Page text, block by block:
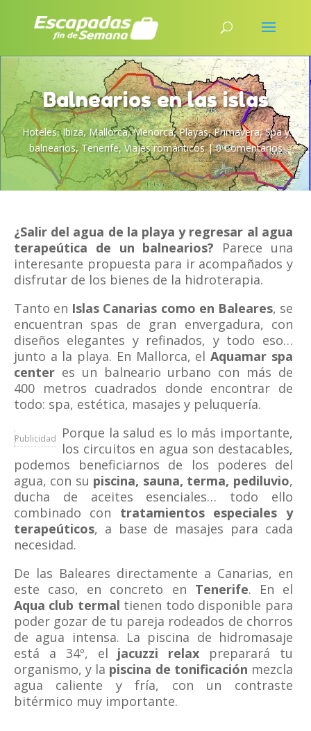
Balnearios en las islas
Hoteles,Ibiza,Mallorca,Menorca,Playas,Primavera,Spa y
balnearios,Tenerife,Viajes románticos|0 Comentarios
¿Salir del agua de la playa y regresar al agua
terapeútica de un balnearios? Parece una
interesante propuesta para ir acompañados y
disfrutar de los bienes de la hidroterapia.
Tanto en Islas Canarias como en Baleares, se
encuentran spas de gran envergadura, con
diseños elegantes y refinados, y todo eso…
junto a la playa. En Mallorca, elAquamar spa
center es un balneario urbano con más de
400 metros cuadrados donde encontrar de
todo: spa, estética, masajes y peluquería.
Publicidad
Porque la salud es lo más importante,
los circuitos en agua son destacables,
podemos beneficiarnos de los poderes del
agua, con su piscina, sauna, terma, pediluvio,
ducha de aceites esenciales… todo ello
combinado con tratamientos especiales y
terapeúticos, a base de masajes para cada
necesidad.
De las Baleares directamente a Canarias, en
este caso, en concreto en Tenerife. En el
Aqua club termal tienen todo disponible para
poder gozar de tu pareja rodeados de chorros
de agua intensa. La piscina de hidromasaje
está a 34º, el jacuzzi relax preparará tu
organismo, y la piscina de tonificación mezcla
agua caliente y fría, con un contraste
bitérmico muy importante.